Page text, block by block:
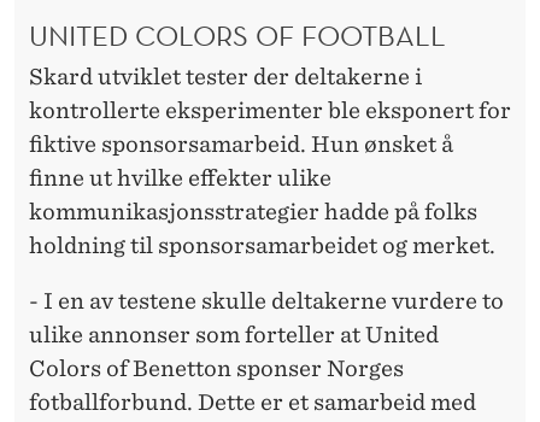
UNITED COLORS OF FOOTBALL
Skard utviklet tester der deltakerne i
kontrollerte eksperimenter ble eksponert for
fiktive sponsorsamarbeid. Hun ønsket å
finne ut hvilke effekter ulike
kommunikasjonsstrategier hadde på folks
holdning til sponsorsamarbeidet og merket.
- I en av testene skulle deltakerne vurdere to
ulike annonser som forteller at United
Colors of Benetton sponser Norges
fotballforbund. Dette er et samarbeid med